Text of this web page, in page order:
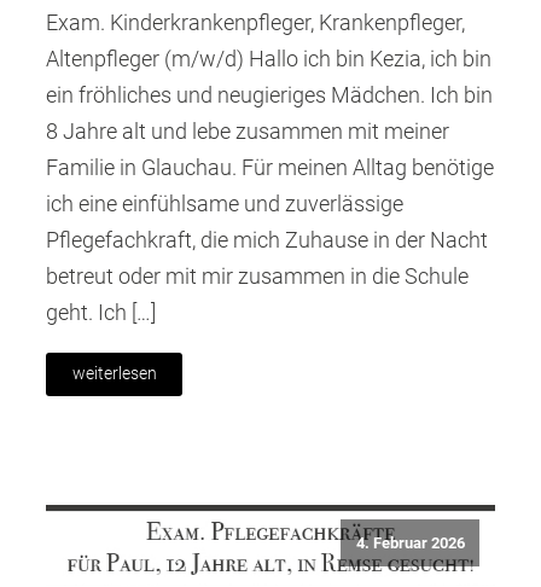
Exam. Kinderkrankenpfleger, Krankenpfleger,
Altenpfleger (m/w/d) Hallo ich bin Kezia, ich bin
ein fröhliches und neugieriges Mädchen. Ich bin
8 Jahre alt und lebe zusammen mit meiner
Familie in Glauchau. Für meinen Alltag benötige
ich eine einfühlsame und zuverlässige
Pflegefachkraft, die mich Zuhause in der Nacht
betreut oder mit mir zusammen in die Schule
geht. Ich […]
weiterlesen
4. Februar 2026